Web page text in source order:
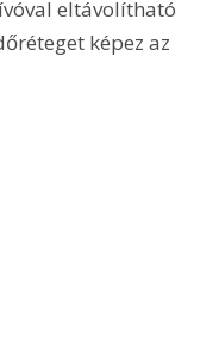
eltávolítható
képez az